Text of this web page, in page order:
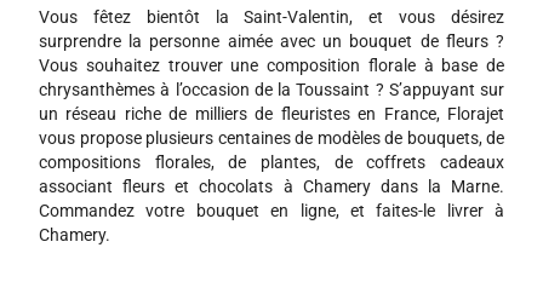
51370 CHAMPIGNY
ART FLORAL
1 G RUE ROGER SALANGROS
51350 CORMONTREUIL
LA PERGOLA
37 B AVENUE JEAN JAURES
51100 REIMS
Vous fêtez bientôt la Saint-Valentin, et vous désirez
surprendre la personne aimée avec un bouquet de fleurs ?
Vous souhaitez trouver une composition florale à base de
chrysanthèmes à l’occasion de la Toussaint ? S’appuyant sur
un réseau riche de milliers de fleuristes en France, Florajet
vous propose plusieurs centaines de modèles de bouquets, de
compositions florales, de plantes, de coffrets cadeaux
associant fleurs et chocolats à Chamery dans la Marne.
Commandez votre bouquet en ligne, et faites-le livrer à
Chamery.